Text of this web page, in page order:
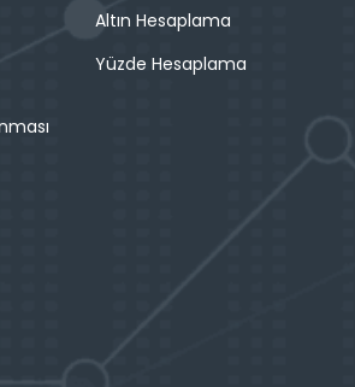
Altın Hesaplama
Yüzde Hesaplama